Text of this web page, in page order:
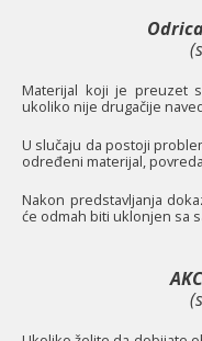
Materijal koji je preuzet
ukoliko nije drugačije
U slučaju da postoji
određeni materijal,
Nakon predstavljanja
će odmah biti uklonjen sa